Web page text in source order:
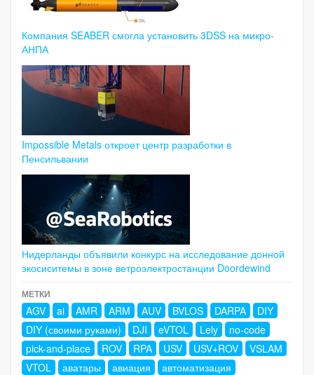
Компания SEABER смогла установить 3DSS на микро-
АНПА
Impossible Metals откроет центр разработки в
Пенсильвании
Нидерланды объявили конкурс на исследование донной
экосиситемы в зоне ветроэлектростанции Doordewind
МЕТКИ
AGV ai AMR ARM AUV BVLOS DARPA
DIY
DIY (своими руками)
DJI eVTOL Lely
no-code
pick-and-place
ROV RPA USV USV+ROV
VSLAM
VTOL
аватары авиация
автоматизация